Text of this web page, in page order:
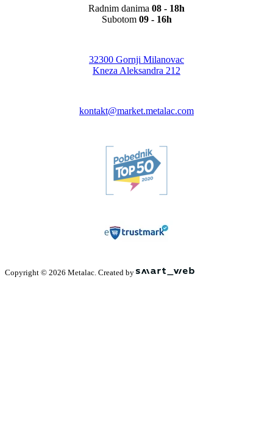
Radnim danima 08 - 18h
Subotom 09 - 16h
32300 Gornji Milanovac
Kneza Aleksandra 212
kontakt@market.metalac.com
Copyright © 2026 Metalac. Created by